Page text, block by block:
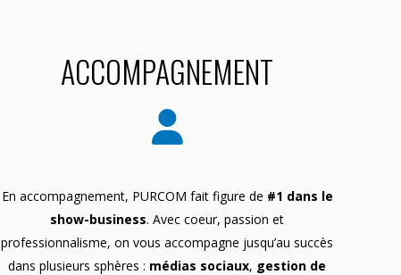
ACCOMPAGNEMENT
En accompagnement, PURCOM fait figure de #1 dans le
show-business. Avec coeur, passion et
professionnalisme, on vous accompagne jusqu’au succès
dans plusieurs sphères : médias sociaux, gestion de